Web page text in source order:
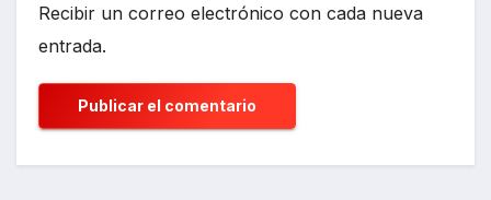
Recibir un correo electrónico con cada nueva
entrada.